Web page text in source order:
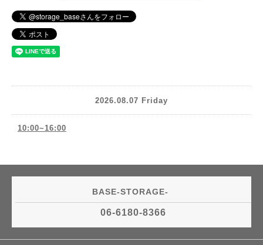
2026.08.07 Friday
10:00~16:00
BASE-STORAGE-
06-6180-8366